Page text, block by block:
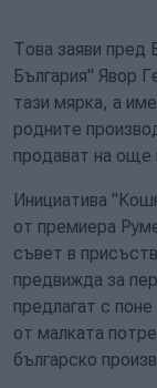
Това заяви пред
България" Явор
тази мярка, а
родните
продават на още
Инициатива
от премиера
съвет в
предвижда за
предлагат с
от малката
българско